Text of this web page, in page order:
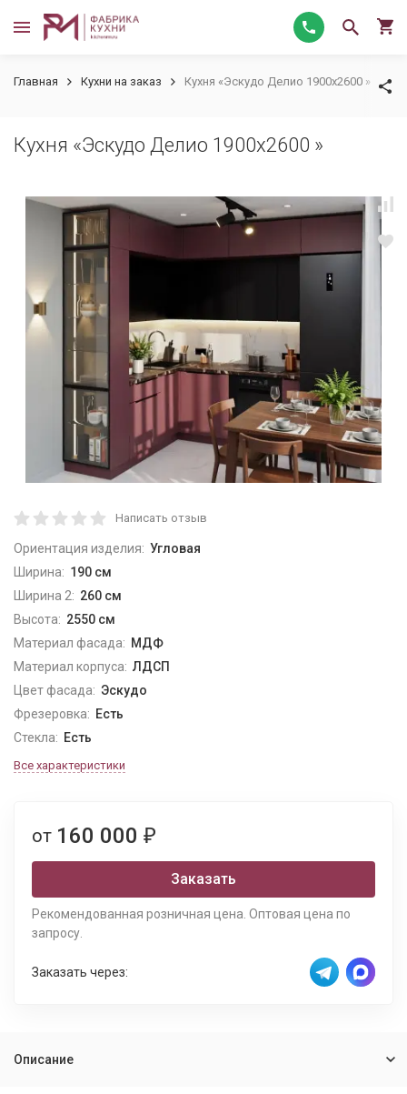
Главная Кухни на заказ Кухня «Эскудо Делио 1900х2600 »
Кухня «Эскудо Делио 1900х2600 »
Написать отзыв
Ориентация изделия: Угловая
Ширина: 190 см
Ширина 2: 260 см
Высота: 2550 см
Материал фасада: МДФ
Материал корпуса: ЛДСП
Цвет фасада: Эскудо
Фрезеровка: Есть
Стекла: Есть
Все характеристики
от 160 000 ₽
Заказать
Рекомендованная розничная цена. Оптовая цена по
запросу.
Заказать через:
Описание